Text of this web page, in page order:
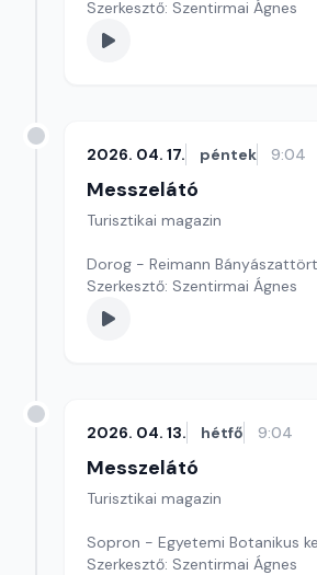
Szerkesztő: Szentirmai Ágnes
2026. 04. 17. péntek 9:04
Messzelátó
Turisztikai magazin
Dorog - Reimann
Szerkesztő: Szentirmai Ágnes
2026. 04. 13. hétfő 9:04
Messzelátó
Turisztikai magazin
Sopron - Egyetemi Botanikus
Szerkesztő: Szentirmai Ágnes